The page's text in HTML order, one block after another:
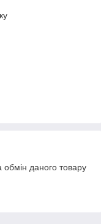
даного товару